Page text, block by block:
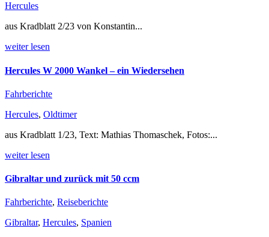
Hercules
aus Kradblatt 2/23 von Konstantin...
weiter lesen
Hercules W 2000 Wankel – ein Wiedersehen
Fahrberichte
Hercules, Oldtimer
aus Kradblatt 1/23, Text: Mathias Thomaschek, Fotos:...
weiter lesen
Gibraltar und zurück mit 50 ccm
Fahrberichte, Reiseberichte
Gibraltar, Hercules, Spanien